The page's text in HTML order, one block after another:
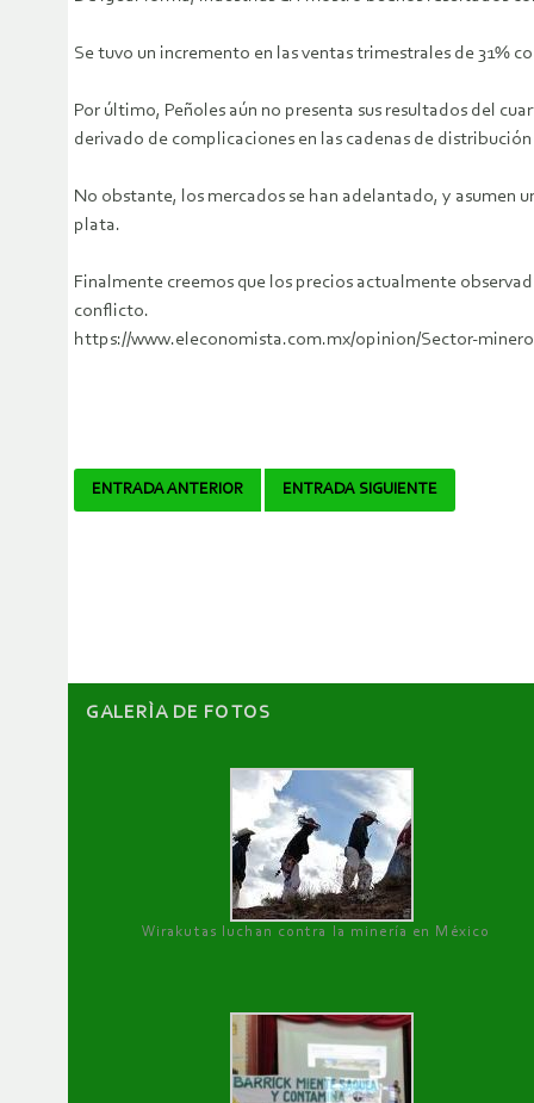
Se tuvo un incremento en las ventas trimestrales de 31%
Por último, Peñoles aún no presenta sus resultados del
derivado de complicaciones en las cadenas de
No obstante, los mercados se han adelantado, y asumen
plata.
Finalmente creemos que los precios actualmente
conflicto.
https://www.eleconomista.com.mx/opinion/Sector-
Navegador
ENTRADA ANTERIOR ENTRADA SIGUIENTE
GALERÌA DE FOTOS
Wirakutas luchan contra la minería en México